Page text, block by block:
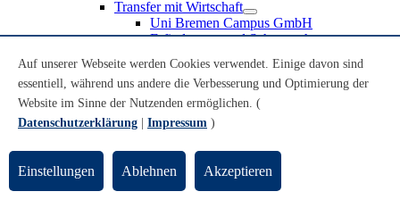
Transfer mit Wirtschaft
Uni Bremen Campus GmbH
Erfindungen und Schutzrechte
Recruiting an der Universität Bremen
Weiterbildung an der Universität Bremen
Transfer mit Schule
Schülerinnen und Schüler
Schulklassen
Lehrkräfte
Gründungsunterstützung
Auf unserer Webseite werden Cookies verwendet. Einige davon sind
essentiell, während uns andere die Verbesserung und Optimierung der
Website im Sinne der Nutzenden ermöglichen. (
Datenschutzerklärung
Impressum )
Einstellungen Ablehnen Akzeptieren